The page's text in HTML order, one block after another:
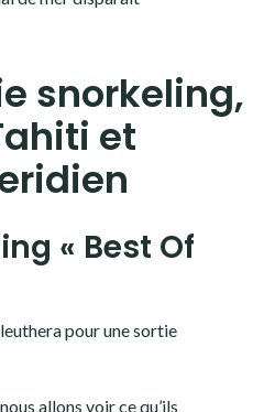
snorkeling,
et
« Best Of
pour une sortie
allons voir ce qu’ils